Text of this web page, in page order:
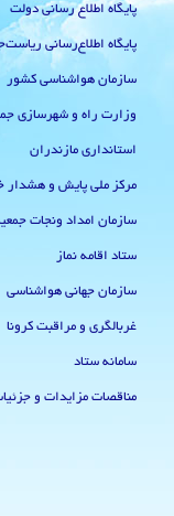
پایگاه اطلاع رسانی دولت
پایگاه اطلاع‌رسانی
سازمان هواشناسی کشور
وزارت راه و شهرسازی
استانداری مازندران
مرکز ملی پایش و هشدار
سازمان امداد ونجات
ستاد اقامه نماز
سازمان جهانی هواشناسی
غربالگری و مراقبت کرونا
سامانه ستاد
مناقصات مزایدات و